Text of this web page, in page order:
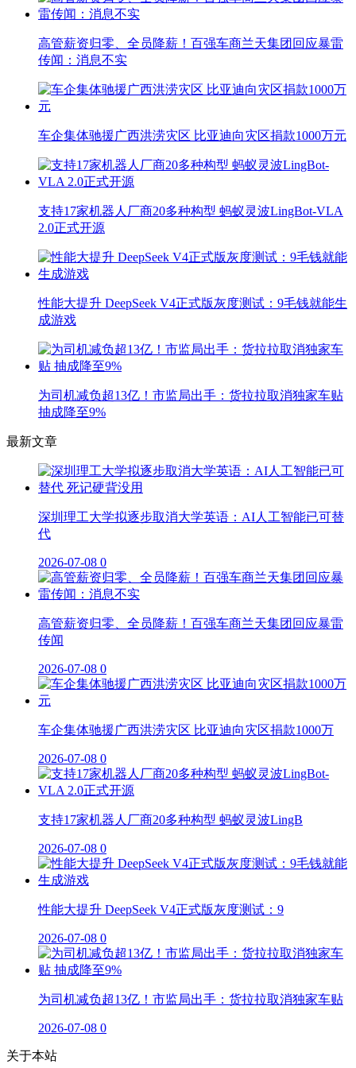
高管薪资归零、全员降薪！百强车商兰天集团回应暴雷
传闻：消息不实
车企集体驰援广西洪涝灾区 比亚迪向灾区捐款1000万元
支持17家机器人厂商20多种构型 蚂蚁灵波LingBot-VLA
2.0正式开源
性能大提升 DeepSeek V4正式版灰度测试：9毛钱就能生
成游戏
为司机减负超13亿！市监局出手：货拉拉取消独家车贴
抽成降至9%
最新文章
深圳理工大学拟逐步取消大学英语：AI人工智能已可替
代
2026-07-08 0
高管薪资归零、全员降薪！百强车商兰天集团回应暴雷
传闻
2026-07-08 0
车企集体驰援广西洪涝灾区 比亚迪向灾区捐款1000万
2026-07-08 0
支持17家机器人厂商20多种构型 蚂蚁灵波LingB
2026-07-08 0
性能大提升 DeepSeek V4正式版灰度测试：9
2026-07-08 0
为司机减负超13亿！市监局出手：货拉拉取消独家车贴
2026-07-08 0
关于本站